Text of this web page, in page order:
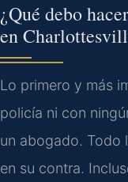
¿Qué debo
en
Lo primero y más
policía ni con
un abogado. Todo
en su contra.